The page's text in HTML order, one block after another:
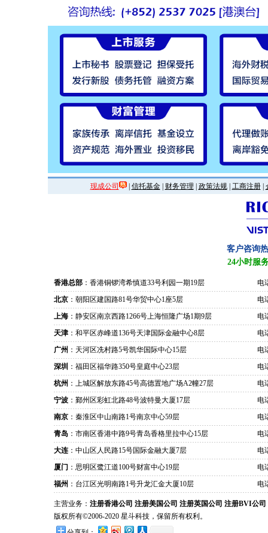
现成公司 | 信托基金| 财务管理 政策法规| 工商注册|
客户咨询
24小时服
香港总部 ：香港铜锣湾希慎道33号利园一期19层
电
北京 ：朝阳区建国路81号华贸中心1座5层
电
上海 ：静安区南京西路1266号上海恒隆广场1期9层
电
天津 ：和平区赤峰道136号天津国际金融中心8层
电
广州 ：天河区冼村路5号凯华国际中心15层
电
深圳 ：福田区福华路350号皇庭中心23层
电
杭州 ：上城区解放东路45号高德置地广场A2幢27层
电
宁波 ：鄞州区彩虹北路48号波特曼大厦17层
电
南京 ：秦淮区中山南路1号南京中心59层
电
青岛 ：市南区香港中路9号青岛香格里拉中心15层
电
大连 ：中山区人民路15号国际金融大厦7层
电
厦门 ：思明区鹭江道100号财富中心19层
电
福州 ：台江区光明南路1号升龙汇金大厦10层 电
主营业务： 注册香港公司 注册美国公司 注册英国公司 注册BVI公司
版权所有©2006-2020 星斗科技，保留所有权利。